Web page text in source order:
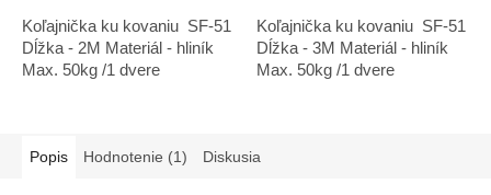
Koľajnička ku kovaniu SF-51
Dĺžka - 2M Materiál - hliník
Max. 50kg /1 dvere
Koľajnička ku kovaniu SF-51
Dĺžka - 3M Materiál - hliník
Max. 50kg /1 dvere
Popis Hodnotenie (1) Diskusia